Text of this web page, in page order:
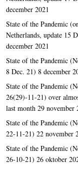
december 2021
State of the Pandemic
Netherlands, update 15
december 2021
State of the Pandemic
8 Dec. 21) 8 december
State of the Pandemic
26(29)-11-21) over
last month 29 november
State of the Pandemic
22-11-21) 22 november
State of the Pandemic
26-10-21) 26 oktober